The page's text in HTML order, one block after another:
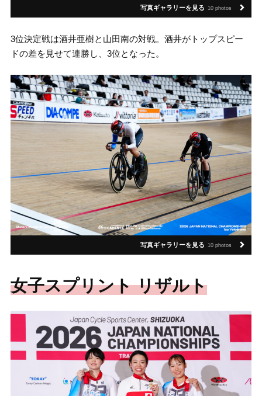
写真ギャラリーを見る 10 photos
3位決定戦は酒井亜樹と山田南の対戦。酒井がトップスピー
ドの差を見せて連勝し、3位となった。
写真ギャラリーを見る 10 photos
女子スプリント リザルト